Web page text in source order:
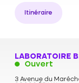
Itinéraire
LABORATOIRE
Ouvert
3 Avenue du